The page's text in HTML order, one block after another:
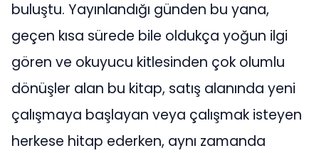
buluştu. Yayınlandığı günden bu yana,
geçen kısa sürede bile oldukça yoğun ilgi
gören ve okuyucu kitlesinden çok olumlu
dönüşler alan bu kitap, satış alanında yeni
çalışmaya başlayan veya çalışmak isteyen
herkese hitap ederken, aynı zamanda